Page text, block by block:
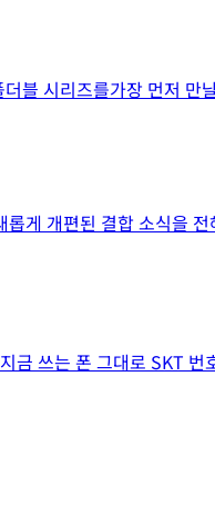
블 시리즈를가장 먼저 만
게 개편된 결합 소식을
금 쓰는 폰 그대로 SKT 번